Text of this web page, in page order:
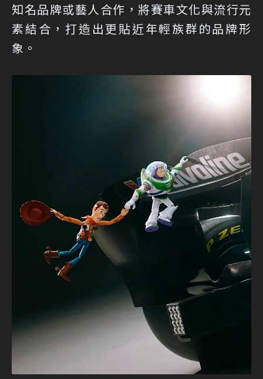
知名品牌或藝人合作，將賽車文化與流行元
素結合，打造出更貼近年輕族群的品牌形
象。